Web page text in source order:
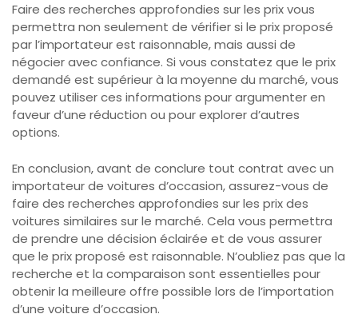
Faire des recherches approfondies sur les prix vous
permettra non seulement de vérifier si le prix proposé
par l’importateur est raisonnable, mais aussi de
négocier avec confiance. Si vous constatez que le prix
demandé est supérieur à la moyenne du marché, vous
pouvez utiliser ces informations pour argumenter en
faveur d’une réduction ou pour explorer d’autres
options.
En conclusion, avant de conclure tout contrat avec un
importateur de voitures d’occasion, assurez-vous de
faire des recherches approfondies sur les prix des
voitures similaires sur le marché. Cela vous permettra
de prendre une décision éclairée et de vous assurer
que le prix proposé est raisonnable. N’oubliez pas que la
recherche et la comparaison sont essentielles pour
obtenir la meilleure offre possible lors de l’importation
d’une voiture d’occasion.